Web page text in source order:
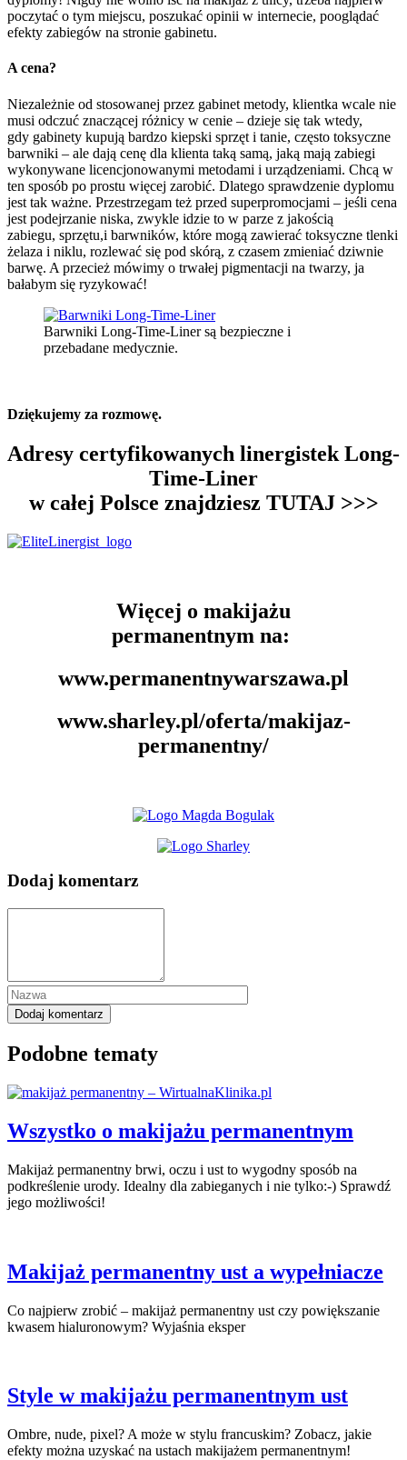
poczytać o tym miejscu, poszukać opinii w internecie, pooglądać
efekty zabiegów na stronie gabinetu.
A cena?
Niezależnie od stosowanej przez gabinet metody, klientka wcale nie
musi odczuć znaczącej różnicy w cenie – dzieje się tak wtedy,
gdy gabinety kupują bardzo kiepski sprzęt i tanie, często toksyczne
barwniki – ale dają cenę dla klienta taką samą, jaką mają zabiegi
wykonywane licencjonowanymi metodami i urządzeniami. Chcą w
ten sposób po prostu więcej zarobić. Dlatego sprawdzenie dyplomu
jest tak ważne. Przestrzegam też przed superpromocjami – jeśli cena
jest podejrzanie niska, zwykle idzie to w parze z jakością
zabiegu, sprzętu,i barwników, które mogą zawierać toksyczne tlenki
żelaza i niklu, rozlewać się pod skórą, z czasem zmieniać dziwnie
barwę. A przecież mówimy o trwałej pigmentacji na twarzy, ja
bałabym się ryzykować!
Barwniki Long-Time-Liner są bezpieczne i
przebadane medycznie.
Dziękujemy za rozmowę.
Adresy certyfikowanych linergistek Long-
Time-Liner
w całej Polsce znajdziesz TUTAJ >>>
Więcej o makijażu
permanentnym na:
www.permanentnywarszawa.pl
www.sharley.pl/oferta/makijaz-
permanentny/
Dodaj komentarz
Podobne tematy
Wszystko o makijażu permanentnym
Makijaż permanentny brwi, oczu i ust to wygodny sposób na
podkreślenie urody. Idealny dla zabieganych i nie tylko:-) Sprawdź
jego możliwości!
Makijaż permanentny ust a wypełniacze
Co najpierw zrobić – makijaż permanentny ust czy powiększanie
kwasem hialuronowym? Wyjaśnia eksper
Style w makijażu permanentnym ust
Ombre, nude, pixel? A może w stylu francuskim? Zobacz, jakie
efekty można uzyskać na ustach makijażem permanentnym!